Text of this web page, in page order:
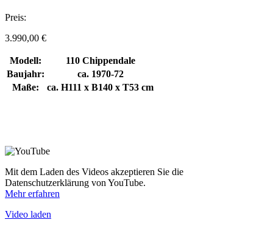
Preis:
3.990,00 €
Modell:
110 Chippendale
Baujahr:
ca. 1970-72
Maße:
ca. H111 x B140 x T53 cm
Mit dem Laden des Videos akzeptieren Sie die
Datenschutzerklärung von YouTube.
Mehr erfahren
Video laden